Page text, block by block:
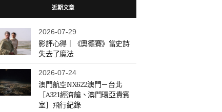
近期文章
2026-07-29
影評心得｜《奧德賽》當史詩
失去了魔法
2026-07-24
澳門航空NX622澳門－台北
［A321經濟艙、澳門環亞貴賓
室］飛行紀錄